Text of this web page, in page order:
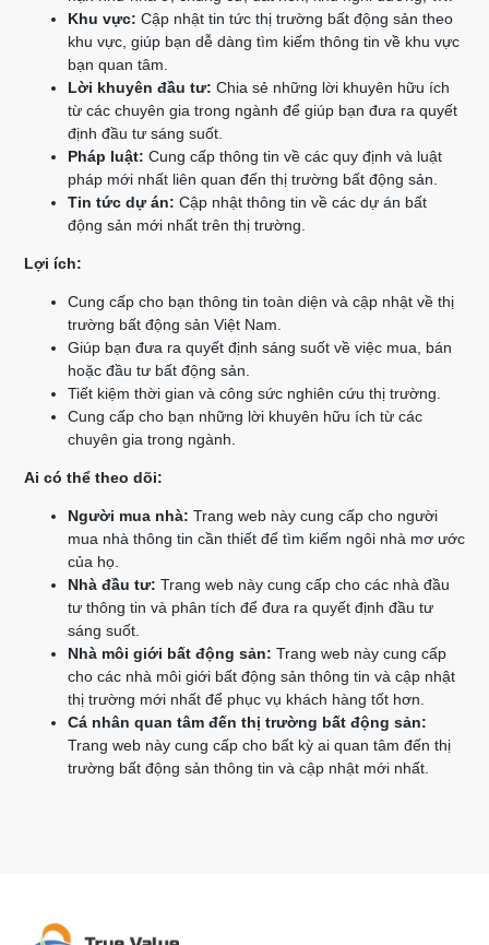
Khu vực: Cập nhật tin tức thị trường bất động sản theo
khu vực, giúp bạn dễ dàng tìm kiếm thông tin về khu vực
bạn quan tâm.
Lời khuyên đầu tư: Chia sẻ những lời khuyên hữu ích
từ các chuyên gia trong ngành để giúp bạn đưa ra quyết
định đầu tư sáng suốt.
Pháp luật: Cung cấp thông tin về các quy định và luật
pháp mới nhất liên quan đến thị trường bất động sản.
Tin tức dự án: Cập nhật thông tin về các dự án bất
động sản mới nhất trên thị trường.
Lợi ích:
Cung cấp cho bạn thông tin toàn diện và cập nhật về thị
trường bất động sản Việt Nam.
Giúp bạn đưa ra quyết định sáng suốt về việc mua, bán
hoặc đầu tư bất động sản.
Tiết kiệm thời gian và công sức nghiên cứu thị trường.
Cung cấp cho bạn những lời khuyên hữu ích từ các
chuyên gia trong ngành.
Ai có thể theo dõi:
Người mua nhà: Trang web này cung cấp cho người
mua nhà thông tin cần thiết để tìm kiếm ngôi nhà mơ ước
của họ.
Nhà đầu tư: Trang web này cung cấp cho các nhà đầu
tư thông tin và phân tích để đưa ra quyết định đầu tư
sáng suốt.
Nhà môi giới bất động sản: Trang web này cung cấp
cho các nhà môi giới bất động sản thông tin và cập nhật
thị trường mới nhất để phục vụ khách hàng tốt hơn.
Cá nhân quan tâm đến thị trường bất động sản:
Trang web này cung cấp cho bất kỳ ai quan tâm đến thị
trường bất động sản thông tin và cập nhật mới nhất.